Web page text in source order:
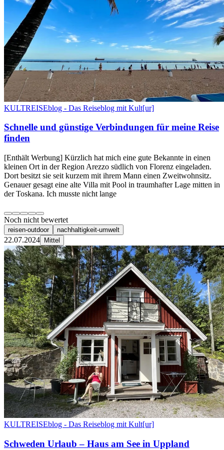
KULTREISEblog - Das Reiseblog mit Kult[ur]
Schnelle und günstige Verbindungen für meine Reise
finden
[Enthält Werbung] Kürzlich hat mich eine gute Bekannte in einen
kleinen Ort in der Region Arezzo südlich von Florenz eingeladen.
Dort besitzt sie seit kurzem mit ihrem Mann einen Zweitwohnsitz.
Genauer gesagt eine alte Villa mit Pool in traumhafter Lage mitten in
der Toskana. Ich musste nicht lange
Noch nicht bewertet
reisen-outdoor nachhaltigkeit-umwelt
22.07.2024 Mittel
KULTREISEblog - Das Reiseblog mit Kult[ur]
Schweden Urlaub – Haus am See in Uppland